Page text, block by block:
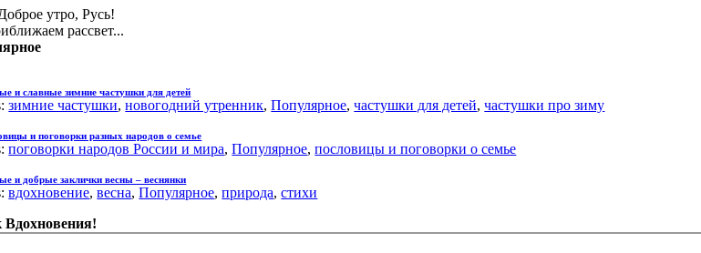
рассвет...
и славные зимние частушки для детей
зимние частушки,новогодний утренник,Популярное,частушки для детей,частушки про зиму
и поговорки разных народов о семье
поговорки народов России и мира,Популярное,пословицы и поговорки о семье
и добрые заклички весны – веснянки
вдохновение,весна,Популярное,природа,стихи
Вдохновения!